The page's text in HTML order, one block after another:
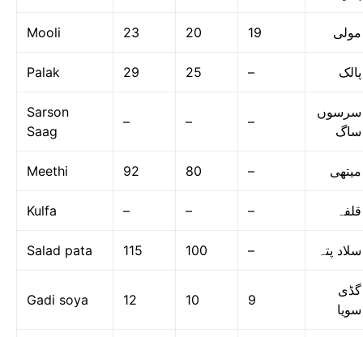
Mooli 23 20 19 مولی
Palak 29 25 – پالک
Sarson
Saag
– – –
سرسوں
ساگ
Meethi 92 80 – میتھی
Kulfa – – – قلفہ
Salad pata 115 100 – سلاد پتہ
Gadi soya 12 10 9
گڈی
سویا